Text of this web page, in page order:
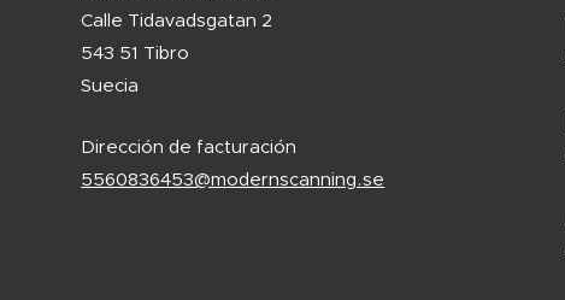
Calle Tidavadsgatan 2
543 51 Tibro
Suecia
Dirección de facturación
5560836453@modernscanning.se